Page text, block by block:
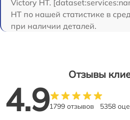
Victory HT.
HT по нашей статистике в
при наличии деталей.
Отзывы
4.91799 отзывов 5358